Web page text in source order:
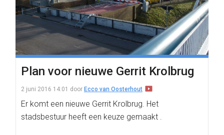
Plan voor nieuwe Gerrit Krolbrug
2 juni 2016 14:01 door Ecco van Oosterhout
Er komt een nieuwe Gerrit Krolbrug. Het
stadsbestuur heeft een keuze gemaakt .